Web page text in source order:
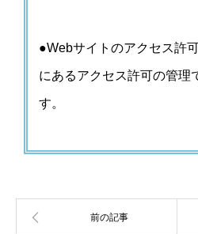
●Webサイトのアクセス許
にあるアクセス許可の管理
す。